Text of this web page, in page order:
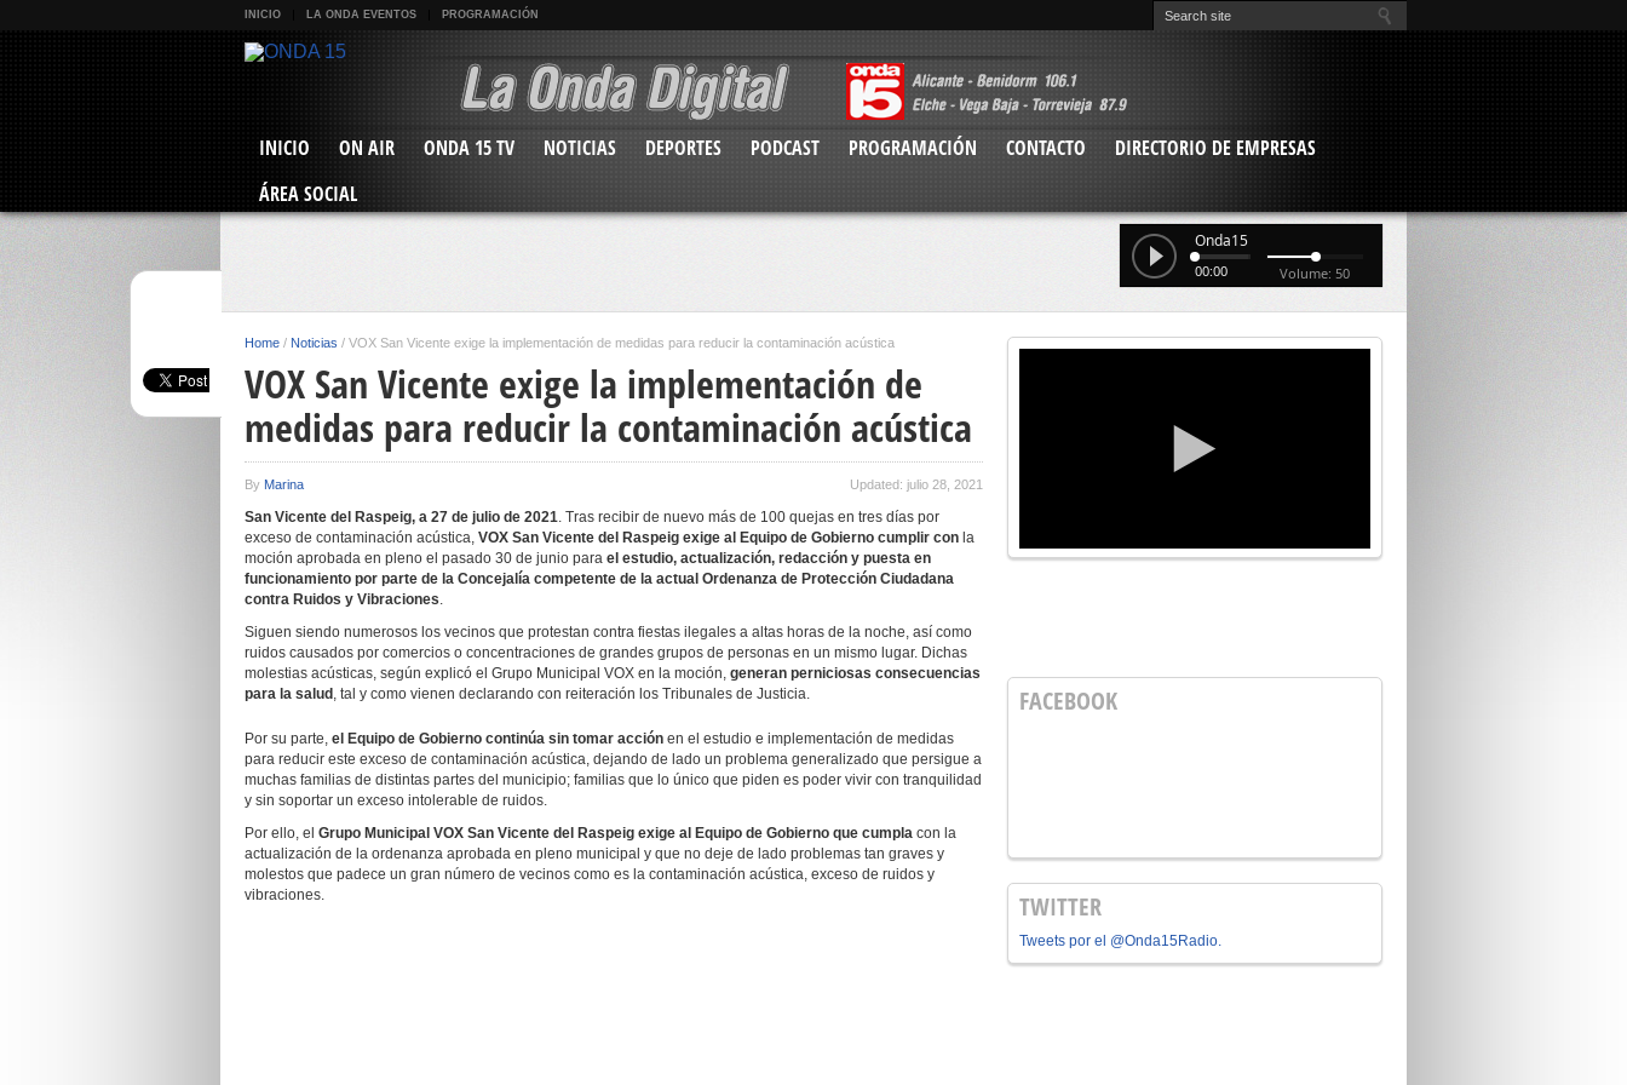
INICIO LA ONDA EVENTOS PROGRAMACIÓN
INICIO ON AIR ONDA 15 TV NOTICIAS DEPORTES PODCAST PROGRAMACIÓN CONTACTO
DIRECTORIO DE EMPRESAS
ÁREA SOCIAL
Onda15
00:00 Volume: 50
Home / Noticias / VOX San Vicente exige la implementación de medidas para reducir la contaminación acústica
VOX San Vicente exige la implementación de
medidas para reducir la contaminación acústica
By Marina Updated: julio 28, 2021
San Vicente del Raspeig, a 27 de julio de 2021. Tras recibir de nuevo más de 100 quejas en tres días por
exceso de contaminación acústica, VOX San Vicente del Raspeig exige al Equipo de Gobierno cumplir con la
moción aprobada en pleno el pasado 30 de junio para el estudio, actualización, redacción y puesta en
funcionamiento por parte de la Concejalía competente de la actual Ordenanza de Protección Ciudadana
contra Ruidos y Vibraciones.
Siguen siendo numerosos los vecinos que protestan contra fiestas ilegales a altas horas de la noche, así como
ruidos causados por comercios o concentraciones de grandes grupos de personas en un mismo lugar. Dichas
molestias acústicas, según explicó el Grupo Municipal VOX en la moción, generan perniciosas consecuencias
para la salud , tal y como vienen declarando con reiteración los Tribunales de Justicia.
Por su parte, el Equipo de Gobierno continúa sin tomar acción en el estudio e implementación de medidas
para reducir este exceso de contaminación acústica, dejando de lado un problema generalizado que persigue a
muchas familias de distintas partes del municipio; familias que lo único que piden es poder vivir con tranquilidad
y sin soportar un exceso intolerable de ruidos.
Por ello, el Grupo Municipal VOX San Vicente del Raspeig exige al Equipo de Gobierno que cumpla con la
actualización de la ordenanza aprobada en pleno municipal y que no deje de lado problemas tan graves y
molestos que padece un gran número de vecinos como es la contaminación acústica, exceso de ruidos y
vibraciones.
FACEBOOK
TWITTER
Tweets por el @Onda15Radio.